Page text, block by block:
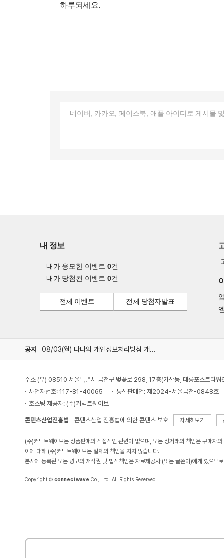
하루되세요.
내 정보
내가 응모한 이벤트 0건
내가 당첨된 이벤트 0건
전체 이벤트 전체 당첨자발표
공지 08/03(월) 다나와 개인정보처리방침 개정 안내
주소 (우) 08510 서울특별시 금천구 벚꽃로 298, 17층(가산동, 대륭포스트타워
사업자번호: 117-81-40065
통신판매업: 제2024-서울금천-0848호
호스팅 제공자: (주)커넥트웨이브
콘텐츠산업진흥법 콘텐츠산업 진흥법에 의한 콘텐츠 보호 자세히보기
(주)커넥트웨이브는 상품판매와 직접적인 관련이 없으며, 모든 상거래의 책임은 구매자
이에 대해 (주)커넥트웨이브는 일체의 책임을 지지 않습니다.
본사에 등록된 모든 광고와 저작권 및 법적책임은 자료제공사 (또는 글쓴이)에게 있으므
Copyright © connectwave Co., Ltd. All Rights Reserved.